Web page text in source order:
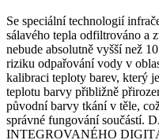
Se speciální technologií
sálavého tepla odfiltrováno a
nebude absolutně vyšší než
riziku odpařování vody v
kalibraci teploty barev, který
teplotu barvy přibližně
původní barvy tkání v těle,
správné fungování
INTEGROVANÉHO